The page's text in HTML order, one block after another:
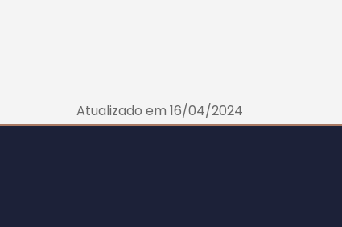
Atualizado em 16/04/2024